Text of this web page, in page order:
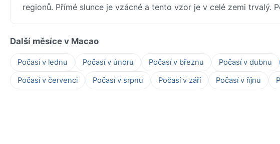
regionů. Přímé slunce je vzácné a tento vzor je v celé zemi trvalý.
Další měsíce v Macao
Počasí v lednu Počasí v únoru Počasí v březnu Počasí v dubnu
Počasí v červenci
Počasí v srpnu Počasí v září Počasí v říjnu